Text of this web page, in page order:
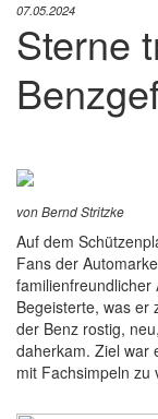
07.05.2024
Sterne
von Bernd Stritzke
Auf dem
Fans der
familienfreundlicher
Begeisterte, was er
der Benz rostig,
daherkam. Ziel war
mit Fachsimpeln zu